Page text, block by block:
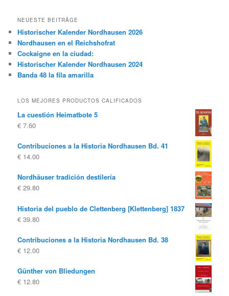
NEUESTE BEITRÄGE
Historischer Kalender Nordhausen 2026
Nordhausen en el Reichshofrat
Cockaigne en la ciudad:
Historischer Kalender Nordhausen 2024
Banda 48 la fila amarilla
LOS MEJORES PRODUCTOS CALIFICADOS
La cuestión Heimatbote 5
€ 7.60
Contribuciones a la Historia Nordhausen Bd. 41
€ 14.00
Nordhäuser tradición destilería
€ 29.80
Historia del pueblo de Clettenberg [Klettenberg] 1837
€ 39.80
Contribuciones a la Historia Nordhausen Bd. 38
€ 12.00
Günther von Bliedungen
€ 12.80